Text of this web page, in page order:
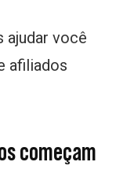
ajudar você
afiliados
começam